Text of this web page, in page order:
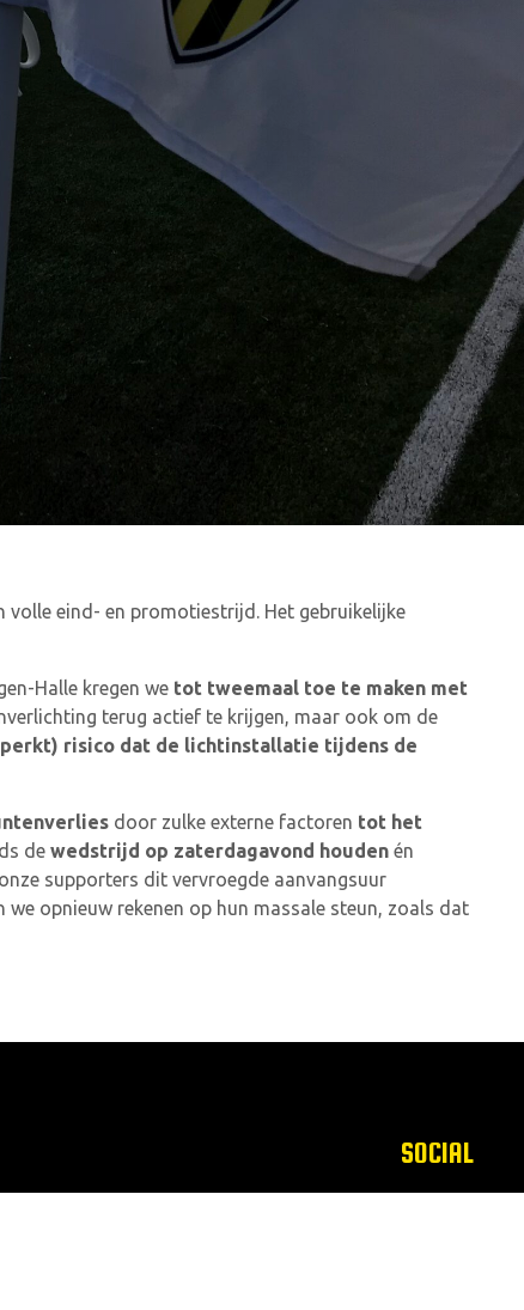
volle eind- en promotiestrijd. Het gebruikelijke
Halle kregen we tot tweemaal toe te maken met
terug actief te krijgen, maar ook om de
risico dat de lichtinstallatie tijdens de
door zulke externe factoren tot het
de wedstrijd op zaterdagavond houden én
supporters dit vervroegde aanvangsuur
opnieuw rekenen op hun massale steun, zoals dat
SOCIAL